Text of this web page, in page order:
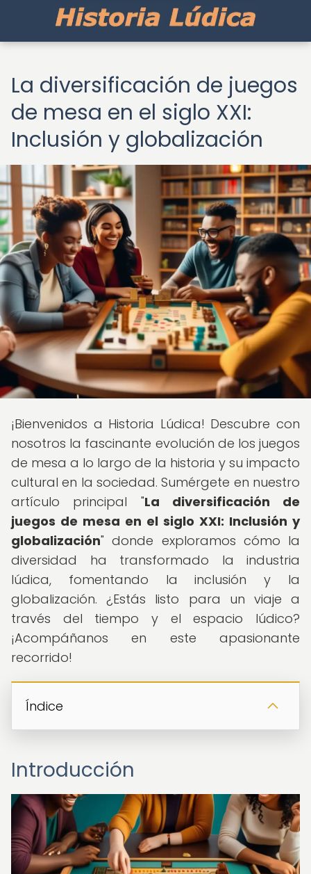
La diversificación de juegos
de mesa en el siglo XXI:
Inclusión y globalización
¡Bienvenidos a Historia Lúdica! Descubre con
nosotros la fascinante evolución de los juegos
de mesa a lo largo de la historia y su impacto
cultural en la sociedad. Sumérgete en nuestro
artículo principal "La diversificación de
juegos de mesa en el siglo XXI: Inclusión y
globalización" donde exploramos cómo la
diversidad ha transformado la industria
lúdica, fomentando la inclusión y la
globalización. ¿Estás listo para un viaje a
través del tiempo y el espacio lúdico?
¡Acompáñanos en este apasionante
recorrido!
Índice
Introducción